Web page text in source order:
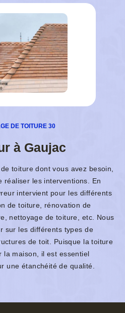
DE TOITURE 30
à Gaujac
toiture dont vous avez besoin,
réaliser les interventions. En
intervient pour les différents
de toiture, rénovation de
nettoyage de toiture, etc. Nous
sur les différents types de
de toit. Puisque la toiture
la maison, il est essentiel
une étanchéité de qualité.